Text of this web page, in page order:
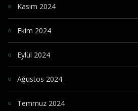
Kasım 2024
Ekim 2024
Eylül 2024
Ağustos 2024
Temmuz 2024